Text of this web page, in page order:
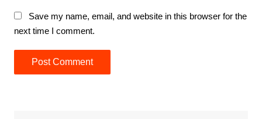
Save my name, email, and website in this browser for the
next time I comment.